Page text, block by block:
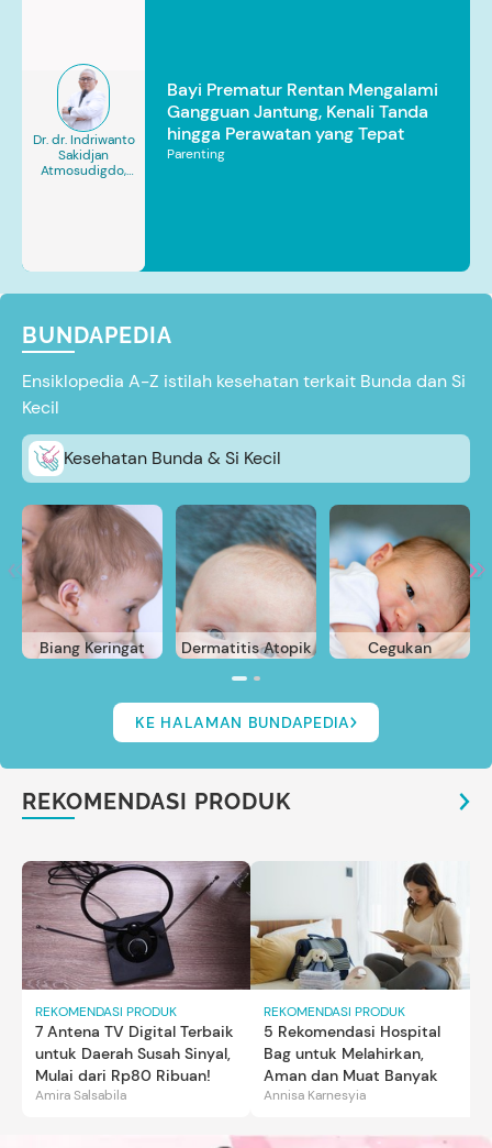
Dr. dr. Indriwanto
Sakidjan
Atmosudigdo,
Bayi Prematur Rentan Mengalami
Gangguan Jantung, Kenali Tanda
hingga Perawatan yang Tepat
Parenting
BUNDAPEDIA
Ensiklopedia A-Z istilah kesehatan terkait Bunda dan Si
Kecil
Kesehatan Bunda & Si Kecil
Biang Keringat Dermatitis Atopik Cegukan
KE HALAMAN BUNDAPEDIA
REKOMENDASI PRODUK
REKOMENDASI PRODUK
7 Antena TV Digital Terbaik
untuk Daerah Susah Sinyal,
Mulai dari Rp80 Ribuan!
Amira Salsabila
REKOMENDASI PRODUK
5 Rekomendasi Hospital
Bag untuk Melahirkan,
Aman dan Muat Banyak
Annisa Karnesyia